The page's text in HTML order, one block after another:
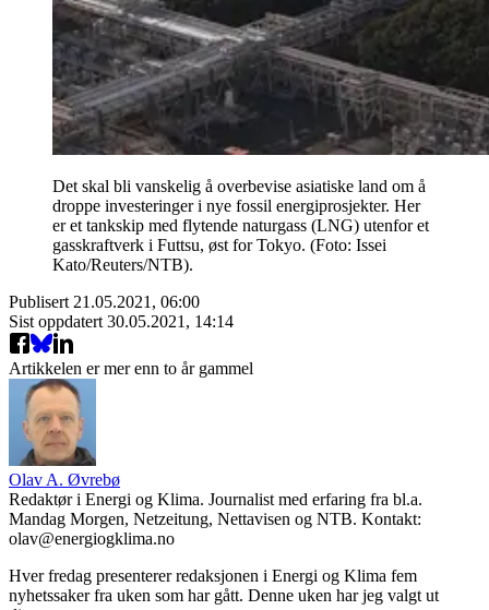
Det skal bli vanskelig å overbevise asiatiske land om å
droppe investeringer i nye fossil energiprosjekter. Her
er et tankskip med flytende naturgass (LNG) utenfor et
gasskraftverk i Futtsu, øst for Tokyo. (Foto: Issei
Kato/Reuters/NTB).
Publisert 21.05.2021, 06:00
Sist oppdatert 30.05.2021, 14:14
Artikkelen er mer enn to år gammel
Olav A. Øvrebø
Redaktør i Energi og Klima. Journalist med erfaring fra bl.a.
Mandag Morgen, Netzeitung, Nettavisen og NTB. Kontakt:
olav@energiogklima.no
Hver fredag presenterer redaksjonen i Energi og Klima fem
nyhetssaker fra uken som har gått. Denne uken har jeg valgt ut